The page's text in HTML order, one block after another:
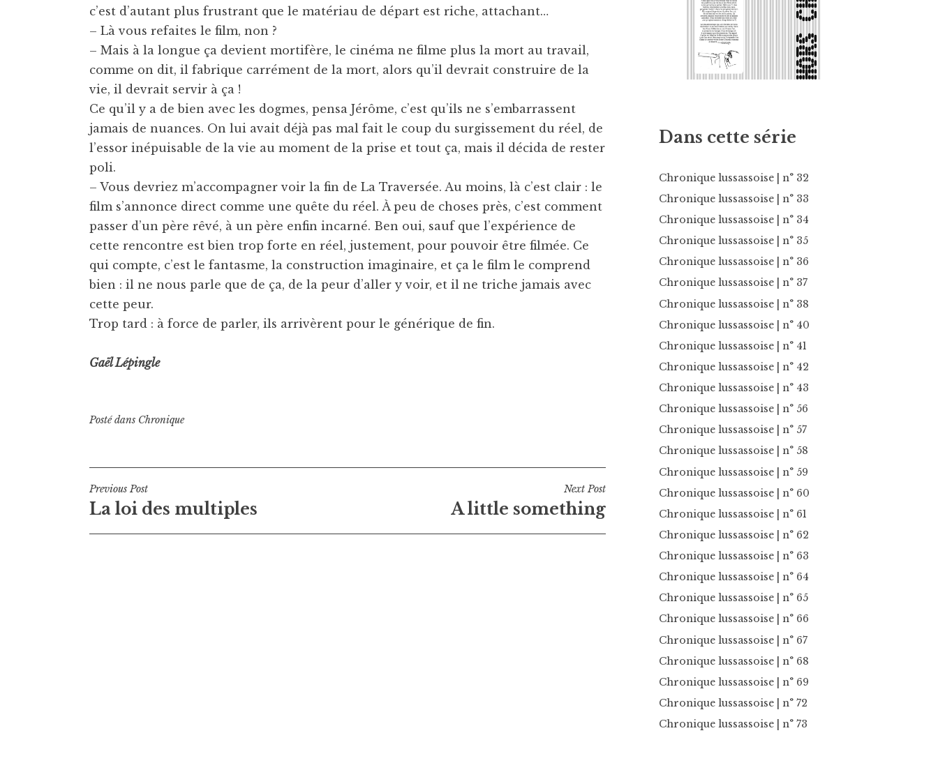
c’est d’autant plus frustrant que le matériau de départ est riche, attachant…
– Là vous refaites le film, non ?
– Mais à la longue ça devient mortifère, le cinéma ne filme plus la mort au travail,
comme on dit, il fabrique carrément de la mort, alors qu’il devrait construire de la
vie, il devrait servir à ça !
Ce qu’il y a de bien avec les dogmes, pensa Jérôme, c’est qu’ils ne s’embarrassent
jamais de nuances. On lui avait déjà pas mal fait le coup du surgissement du réel, de
l’essor inépuisable de la vie au moment de la prise et tout ça, mais il décida de rester
poli.
– Vous devriez m’accompagner voir la fin de La Traversée. Au moins, là c’est clair : le
film s’annonce direct comme une quête du réel. À peu de choses près, c’est comment
passer d’un père rêvé, à un père enfin incarné. Ben oui, sauf que l’expérience de
cette rencontre est bien trop forte en réel, justement, pour pouvoir être filmée. Ce
qui compte, c’est le fantasme, la construction imaginaire, et ça le film le comprend
bien : il ne nous parle que de ça, de la peur d’aller y voir, et il ne triche jamais avec
cette peur.
Trop tard : à force de parler, ils arrivèrent pour le générique de fin.
Gaël Lépingle
Posté dans Chronique
Navigation
de
Previous Post
La loi des multiples
Next Post
A little something
Dans cette série
Chronique lussassoise | n° 32
Chronique lussassoise | n° 33
Chronique lussassoise | n° 34
Chronique lussassoise | n° 35
Chronique lussassoise | n° 36
Chronique lussassoise | n° 37
Chronique lussassoise | n° 38
Chronique lussassoise | n° 40
Chronique lussassoise | n° 41
Chronique lussassoise | n° 42
Chronique lussassoise | n° 43
Chronique lussassoise | n° 56
Chronique lussassoise | n° 57
Chronique lussassoise | n° 58
Chronique lussassoise | n° 59
Chronique lussassoise | n° 60
Chronique lussassoise | n° 61
Chronique lussassoise | n° 62
Chronique lussassoise | n° 63
Chronique lussassoise | n° 64
Chronique lussassoise | n° 65
Chronique lussassoise | n° 66
Chronique lussassoise | n° 67
Chronique lussassoise | n° 68
Chronique lussassoise | n° 69
Chronique lussassoise | n° 72
Chronique lussassoise | n° 73